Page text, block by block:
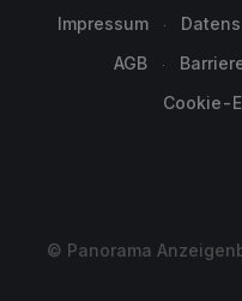
Impressum
AGB
Cookie-
© Panorama